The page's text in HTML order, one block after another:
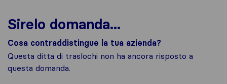
Sirelo domanda...
Cosa contraddistingue la tua azienda?
Questa ditta di traslochi non ha ancora risposto a
questa domanda.